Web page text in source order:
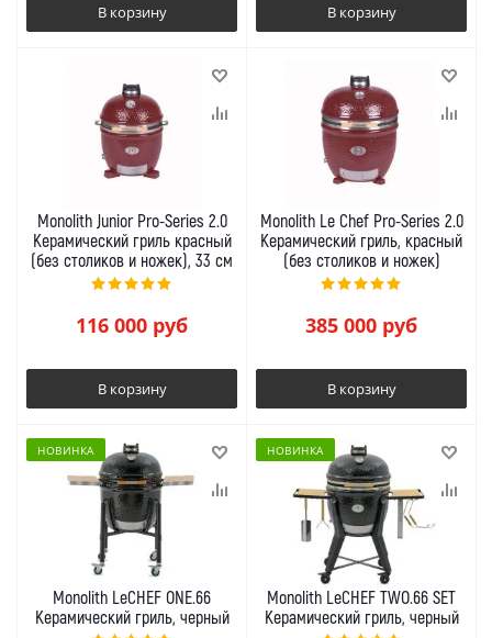
В корзину В корзину
Monolith Junior Pro-Series 2.0
Керамический гриль красный
(без столиков и ножек), 33 см
116 000 руб
В корзину
Monolith Le Chef Pro-Series 2.0
Керамический гриль, красный
(без столиков и ножек)
385 000 руб
В корзину
НОВИНКА
Monolith LeCHEF ONE.66
Керамический гриль, черный
НОВИНКА
Monolith LeCHEF TWO.66 SET
Керамический гриль, черный